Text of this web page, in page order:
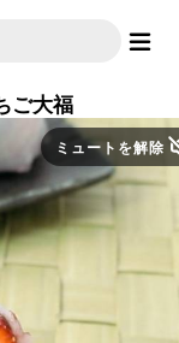
ご大福
ミュートを解除